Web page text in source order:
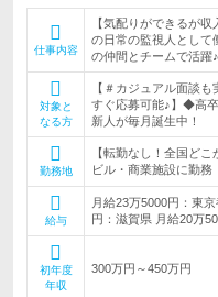
仕事内容
【気配りができるが
の日常の監視人として
の仲間とチームで活躍♪
対象と
なる方
【＃カジュアル面談
すぐ応募可能♪】◆高
新人が毎月誕生中！
勤務地
【転勤なし！全国ど
ビル・商業施設に勤務
給与
月給23万5000円：東
円：滋賀県 月給20万
初年度
年収
300万円～450万円